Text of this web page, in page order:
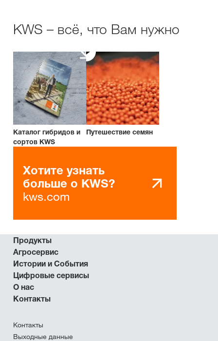
KWS – всё, что Вам нужно
Каталог гибридов и
сортов KWS
Путешествие семян
Хотите узнать
больше о KWS?
kws.com
Продукты
Агросервис
Истории и События
Цифровые сервисы
О нас
Контакты
Контакты
Выходные данные